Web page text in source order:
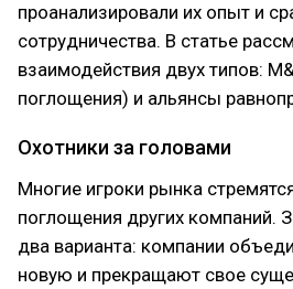
проанализировали их опыт и
сотрудничества. В статье
взаимодействия двух типов:
поглощения) и альянсы
Охотники за головами
Многие игроки рынка
поглощения других компаний.
два варианта: компании
новую и прекращают свое